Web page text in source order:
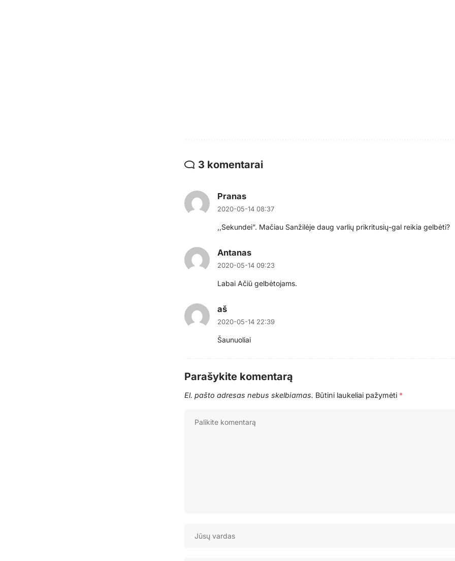
3 komentarai
Pranas
2020-05-14 08:37
,,Sekundei”. Mačiau Sanžilėje daug varlių prikritusių-gal reikia gelbėti?
Antanas
2020-05-14 09:23
Labai Ačiū gelbėtojams.
aš
2020-05-14 22:39
Šaunuoliai
Parašykite komentarą
El. pašto adresas nebus skelbiamas. Būtini laukeliai pažymėti *